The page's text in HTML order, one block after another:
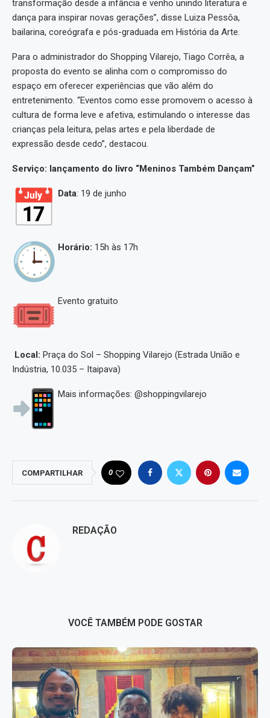
transformação desde a infância e venho unindo literatura e
dança para inspirar novas gerações”, disse Luiza Pessôa,
bailarina, coreógrafa e pós-graduada em História da Arte.
Para o administrador do Shopping Vilarejo, Tiago Corrêa, a
proposta do evento se alinha com o compromisso do
espaço em oferecer experiências que vão além do
entretenimento. “Eventos como esse promovem o acesso à
cultura de forma leve e afetiva, estimulando o interesse das
crianças pela leitura, pelas artes e pela liberdade de
expressão desde cedo”, destacou.
Serviço: lançamento do livro “Meninos Também Dançam”
Data: 19 de junho
Horário: 15h às 17h
Evento gratuito
Local: Praça do Sol – Shopping Vilarejo (Estrada União e
Indústria, 10.035 – Itaipava)
Mais informações: @shoppingvilarejo
COMPARTILHAR 0
REDAÇÃO
VOCÊ TAMBÉM PODE GOSTAR